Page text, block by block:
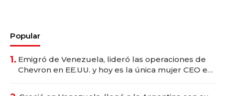
Popular
1. Emigró de Venezuela, lideró las operaciones de
Chevron en EE.UU. y hoy es la única mujer CEO en